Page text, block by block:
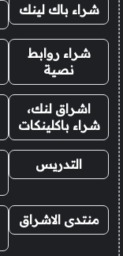
شراء باك لينك
شراء روابط
نصية
اشراق لنك،
شراء باكلينكات
التدريس
منتدى الاشراق